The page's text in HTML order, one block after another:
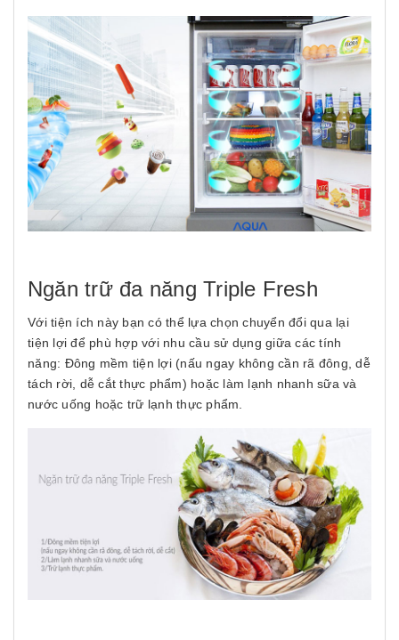
Ngăn trữ đa năng Triple Fresh
Với tiện ích này bạn có thể lựa chọn chuyển đổi qua lại
tiện lợi để phù hợp với nhu cầu sử dụng giữa các tính
năng: Đông mềm tiện lợi (nấu ngay không cần rã đông, dễ
tách rời, dễ cắt thực phẩm) hoặc làm lạnh nhanh sữa và
nước uống hoặc trữ lạnh thực phẩm.